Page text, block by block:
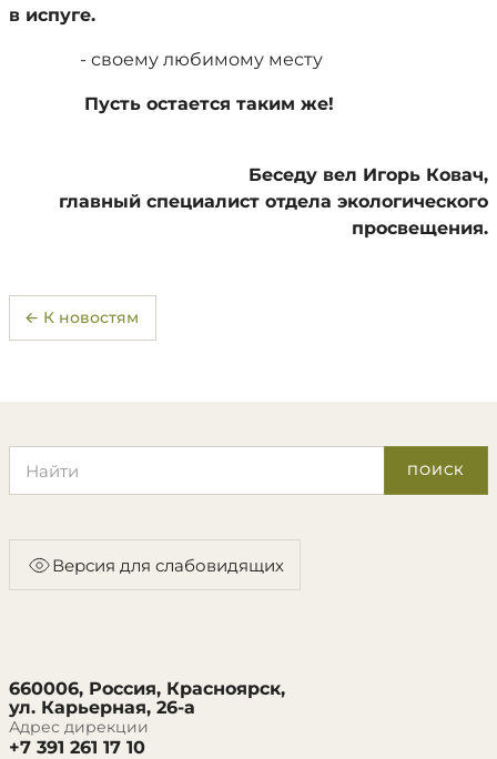
в испуге.
- своему любимому месту
Пусть остается таким же!
Беседу вел Игорь Ковач,
главный специалист отдела экологического
просвещения.
← К новостям
ПОИСК
Версия для слабовидящих
660006, Россия, Красноярск,
ул. Карьерная, 26-а
Адрес дирекции
+7 391 261 17 10